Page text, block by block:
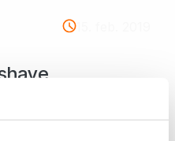
15. feb. 2019